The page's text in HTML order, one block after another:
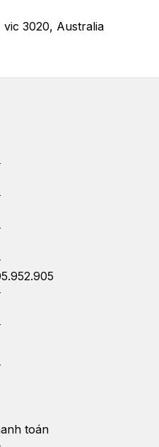
3020, Australia
toán